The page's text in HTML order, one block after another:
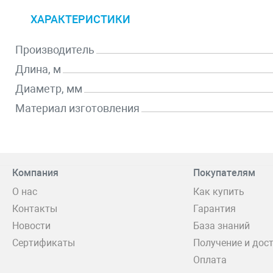
ХАРАКТЕРИСТИКИ
Производитель
Длина, м
Диаметр, мм
Материал изготовления
Компания
О нас
Контакты
Новости
Сертификаты
Покупателям
Как купить
Гарантия
База знаний
Получение и
Оплата